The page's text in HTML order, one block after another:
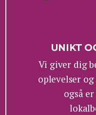
UNIKT
Vi giver dig
oplevelser
også